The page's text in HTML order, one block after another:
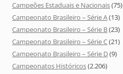
Campeões Estaduais e Nacionais(75)
Campeonato Brasileiro – Série A(13)
Campeonato Brasileiro – Série B(23)
Campeonato Brasileiro – Série C(21)
Campeonato Brasileiro – Série D(9)
Campeonatos Históricos(2.206)